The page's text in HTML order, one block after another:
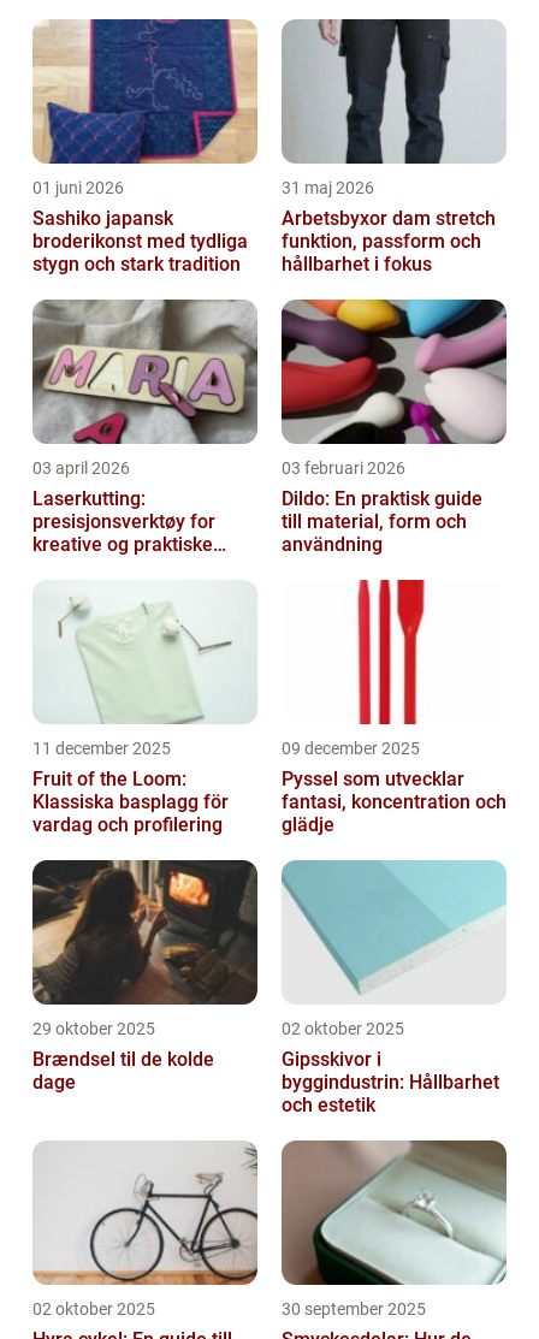
01 juni 2026
Sashiko japansk
broderikonst med tydliga
stygn och stark tradition
31 maj 2026
Arbetsbyxor dam stretch
funktion, passform och
hållbarhet i fokus
03 april 2026
Laserkutting:
presisjonsverktøy for
kreative og praktiske
03 februari 2026
Dildo: En praktisk guide
till material, form och
användning
11 december 2025
Fruit of the Loom:
Klassiska basplagg för
vardag och profilering
09 december 2025
Pyssel som utvecklar
fantasi, koncentration och
glädje
29 oktober 2025
Brændsel til de kolde
dage
02 oktober 2025
Gipsskivor i
byggindustrin: Hållbarhet
och estetik
02 oktober 2025 30 september 2025